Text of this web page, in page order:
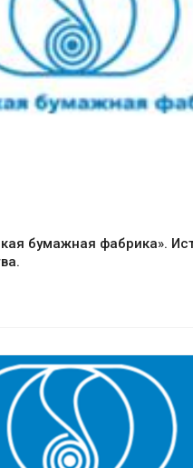
Смотреть проект
бумажная фабрика».
Смотреть проект